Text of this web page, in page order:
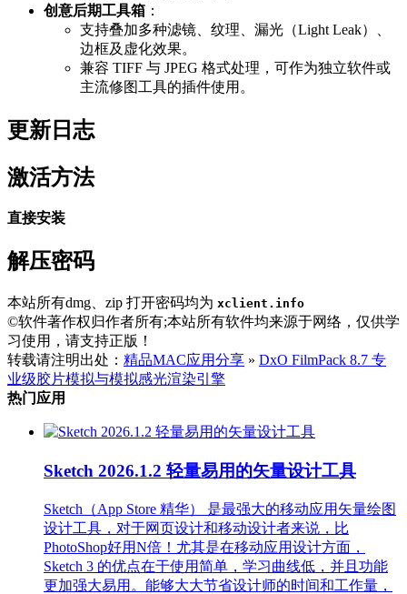
创意后期工具箱 ：
支持叠加多种滤镜、纹理、漏光（Light Leak）、
边框及虚化效果。
兼容 TIFF 与 JPEG 格式处理，可作为独立软件或
主流修图工具的插件使用。
更新日志
激活方法
直接安装
解压密码
本站所有dmg、zip 打开密码均为 xclient.info
©软件著作权归作者所有;本站所有软件均来源于网络，仅供学
习使用，请支持正版！
转载请注明出处： 精品MAC应用分享 » DxO FilmPack 8.7 专
业级胶片模拟与模拟感光渲染引擎
热门应用
Sketch 2026.1.2 轻量易用的矢量设计工具
Sketch（App Store 精华） 是最强大的移动应用矢量绘图
设计工具，对于网页设计和移动设计者来说，比
PhotoShop好用N倍！尤其是在移动应用设计方面，
Sketch 3 的优点在于使用简单，学习曲线低，并且功能
更加强大易用。能够大大节省设计师的时间和工作量，